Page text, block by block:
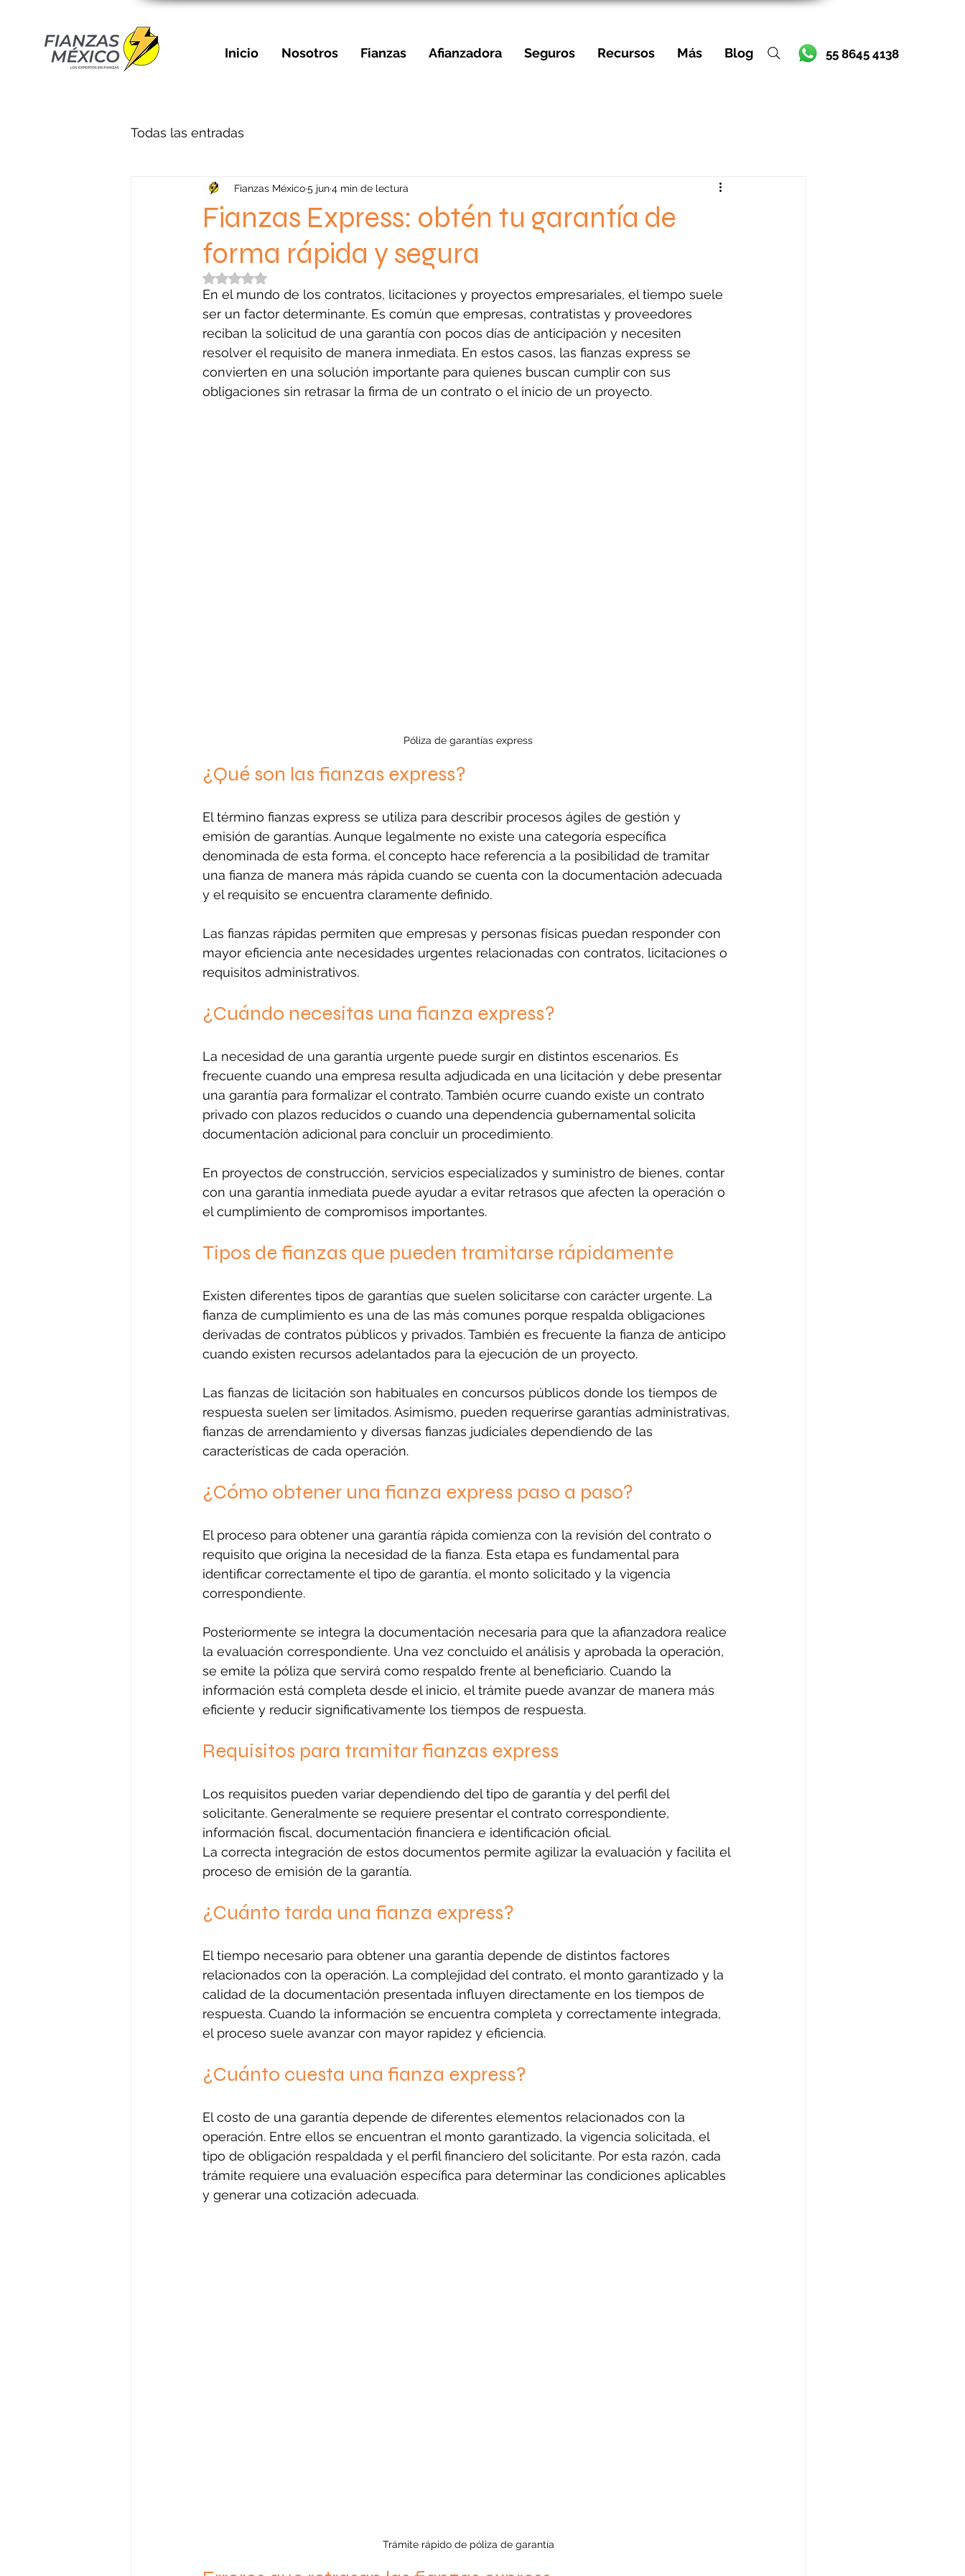
Inicio Nosotros Fianzas Afianzadora Seguros Recursos Más Blog 55 8645 4138
Todas las entradas
Fianzas Express: obtén tu garantía de
forma rápida y segura
Fianzas México5 jun4 min de lectura
Obtuvo NaN de 5 estrellas.
En el mundo de los contratos, licitaciones y proyectos empresariales, el tiempo suele
ser un factor determinante. Es común que empresas, contratistas y proveedores
reciban la solicitud de una garantía con pocos días de anticipación y necesiten
resolver el requisito de manera inmediata. En estos casos, las fianzas express se
convierten en una solución importante para quienes buscan cumplir con sus
obligaciones sin retrasar la firma de un contrato o el inicio de un proyecto.
Póliza de garantías express
¿Qué son las fianzas express?
El término fianzas express se utiliza para describir procesos ágiles de gestión y
emisión de garantías. Aunque legalmente no existe una categoría específica
denominada de esta forma, el concepto hace referencia a la posibilidad de tramitar
una fianza de manera más rápida cuando se cuenta con la documentación adecuada
y el requisito se encuentra claramente definido.
Las fianzas rápidas permiten que empresas y personas físicas puedan responder con
mayor eficiencia ante necesidades urgentes relacionadas con contratos, licitaciones o
requisitos administrativos.
¿Cuándo necesitas una fianza express?
La necesidad de una garantía urgente puede surgir en distintos escenarios. Es
frecuente cuando una empresa resulta adjudicada en una licitación y debe presentar
una garantía para formalizar el contrato. También ocurre cuando existe un contrato
privado con plazos reducidos o cuando una dependencia gubernamental solicita
documentación adicional para concluir un procedimiento.
En proyectos de construcción, servicios especializados y suministro de bienes, contar
con una garantía inmediata puede ayudar a evitar retrasos que afecten la operación o
el cumplimiento de compromisos importantes.
Tipos de fianzas que pueden tramitarse rápidamente
Existen diferentes tipos de garantías que suelen solicitarse con carácter urgente. La
fianza de cumplimiento es una de las más comunes porque respalda obligaciones
derivadas de contratos públicos y privados. También es frecuente la fianza de anticipo
cuando existen recursos adelantados para la ejecución de un proyecto.
Las fianzas de licitación son habituales en concursos públicos donde los tiempos de
respuesta suelen ser limitados. Asimismo, pueden requerirse garantías administrativas,
fianzas de arrendamiento y diversas fianzas judiciales dependiendo de las
características de cada operación.
¿Cómo obtener una fianza express paso a paso?
El proceso para obtener una garantía rápida comienza con la revisión del contrato o
requisito que origina la necesidad de la fianza. Esta etapa es fundamental para
identificar correctamente el tipo de garantía, el monto solicitado y la vigencia
correspondiente.
Posteriormente se integra la documentación necesaria para que la afianzadora realice
la evaluación correspondiente. Una vez concluido el análisis y aprobada la operación,
se emite la póliza que servirá como respaldo frente al beneficiario. Cuando la
información está completa desde el inicio, el trámite puede avanzar de manera más
eficiente y reducir significativamente los tiempos de respuesta.
Requisitos para tramitar fianzas express
Los requisitos pueden variar dependiendo del tipo de garantía y del perfil del
solicitante. Generalmente se requiere presentar el contrato correspondiente,
información fiscal, documentación financiera e identificación oficial.
La correcta integración de estos documentos permite agilizar la evaluación y facilita el
proceso de emisión de la garantía.
¿Cuánto tarda una fianza express?
El tiempo necesario para obtener una garantía depende de distintos factores
relacionados con la operación. La complejidad del contrato, el monto garantizado y la
calidad de la documentación presentada influyen directamente en los tiempos de
respuesta. Cuando la información se encuentra completa y correctamente integrada,
el proceso suele avanzar con mayor rapidez y eficiencia.
¿Cuánto cuesta una fianza express?
El costo de una garantía depende de diferentes elementos relacionados con la
operación. Entre ellos se encuentran el monto garantizado, la vigencia solicitada, el
tipo de obligación respaldada y el perfil financiero del solicitante. Por esta razón, cada
trámite requiere una evaluación específica para determinar las condiciones aplicables
y generar una cotización adecuada.
Trámite rápido de póliza de garantía